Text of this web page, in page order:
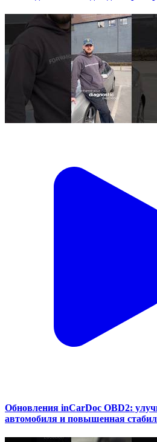
Обновления inCarDoc OBD2:
автомобиля и повышенная